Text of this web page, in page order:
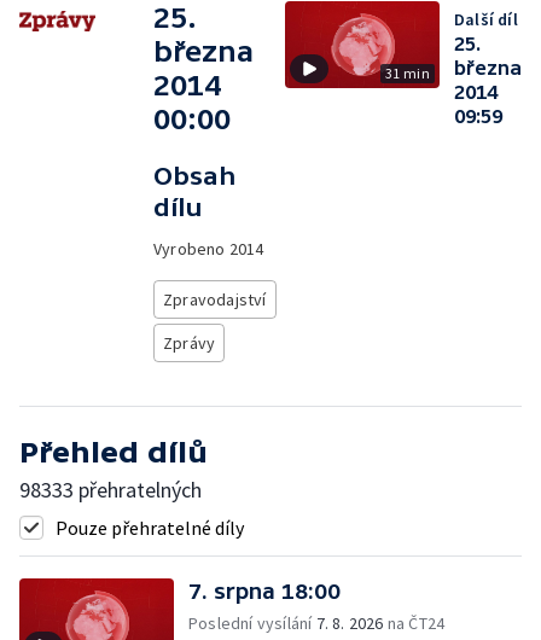
25.
března
2014
00:00
Obsah
dílu
Vyrobeno 2014
Zpravodajství
Zprávy
31 min
Další díl
25.
března
2014
09:59
Přehled dílů
98333 přehratelných
Pouze přehratelné díly
7. srpna 18:00
Poslední vysílání 7. 8. 2026 na ČT24